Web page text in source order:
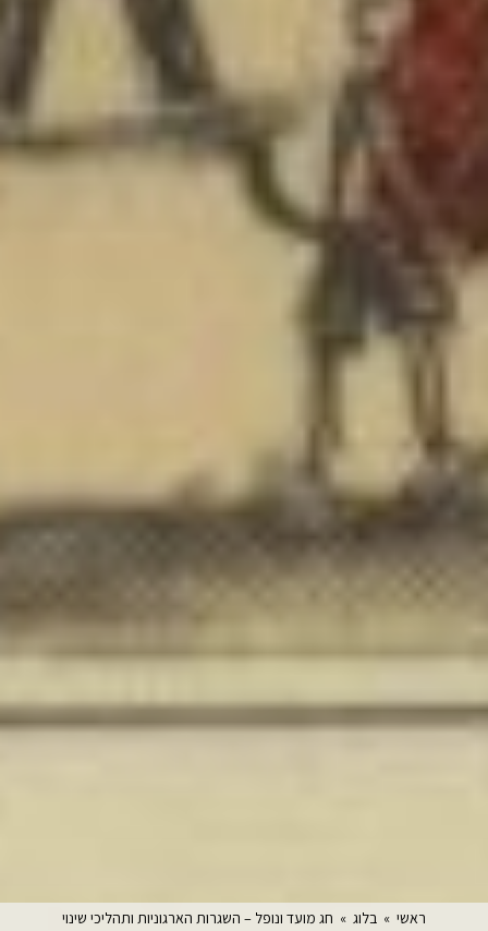
ראשי » בלוג » חג מועד ונופל – השגרות הארגוניות ותהליכי שינוי